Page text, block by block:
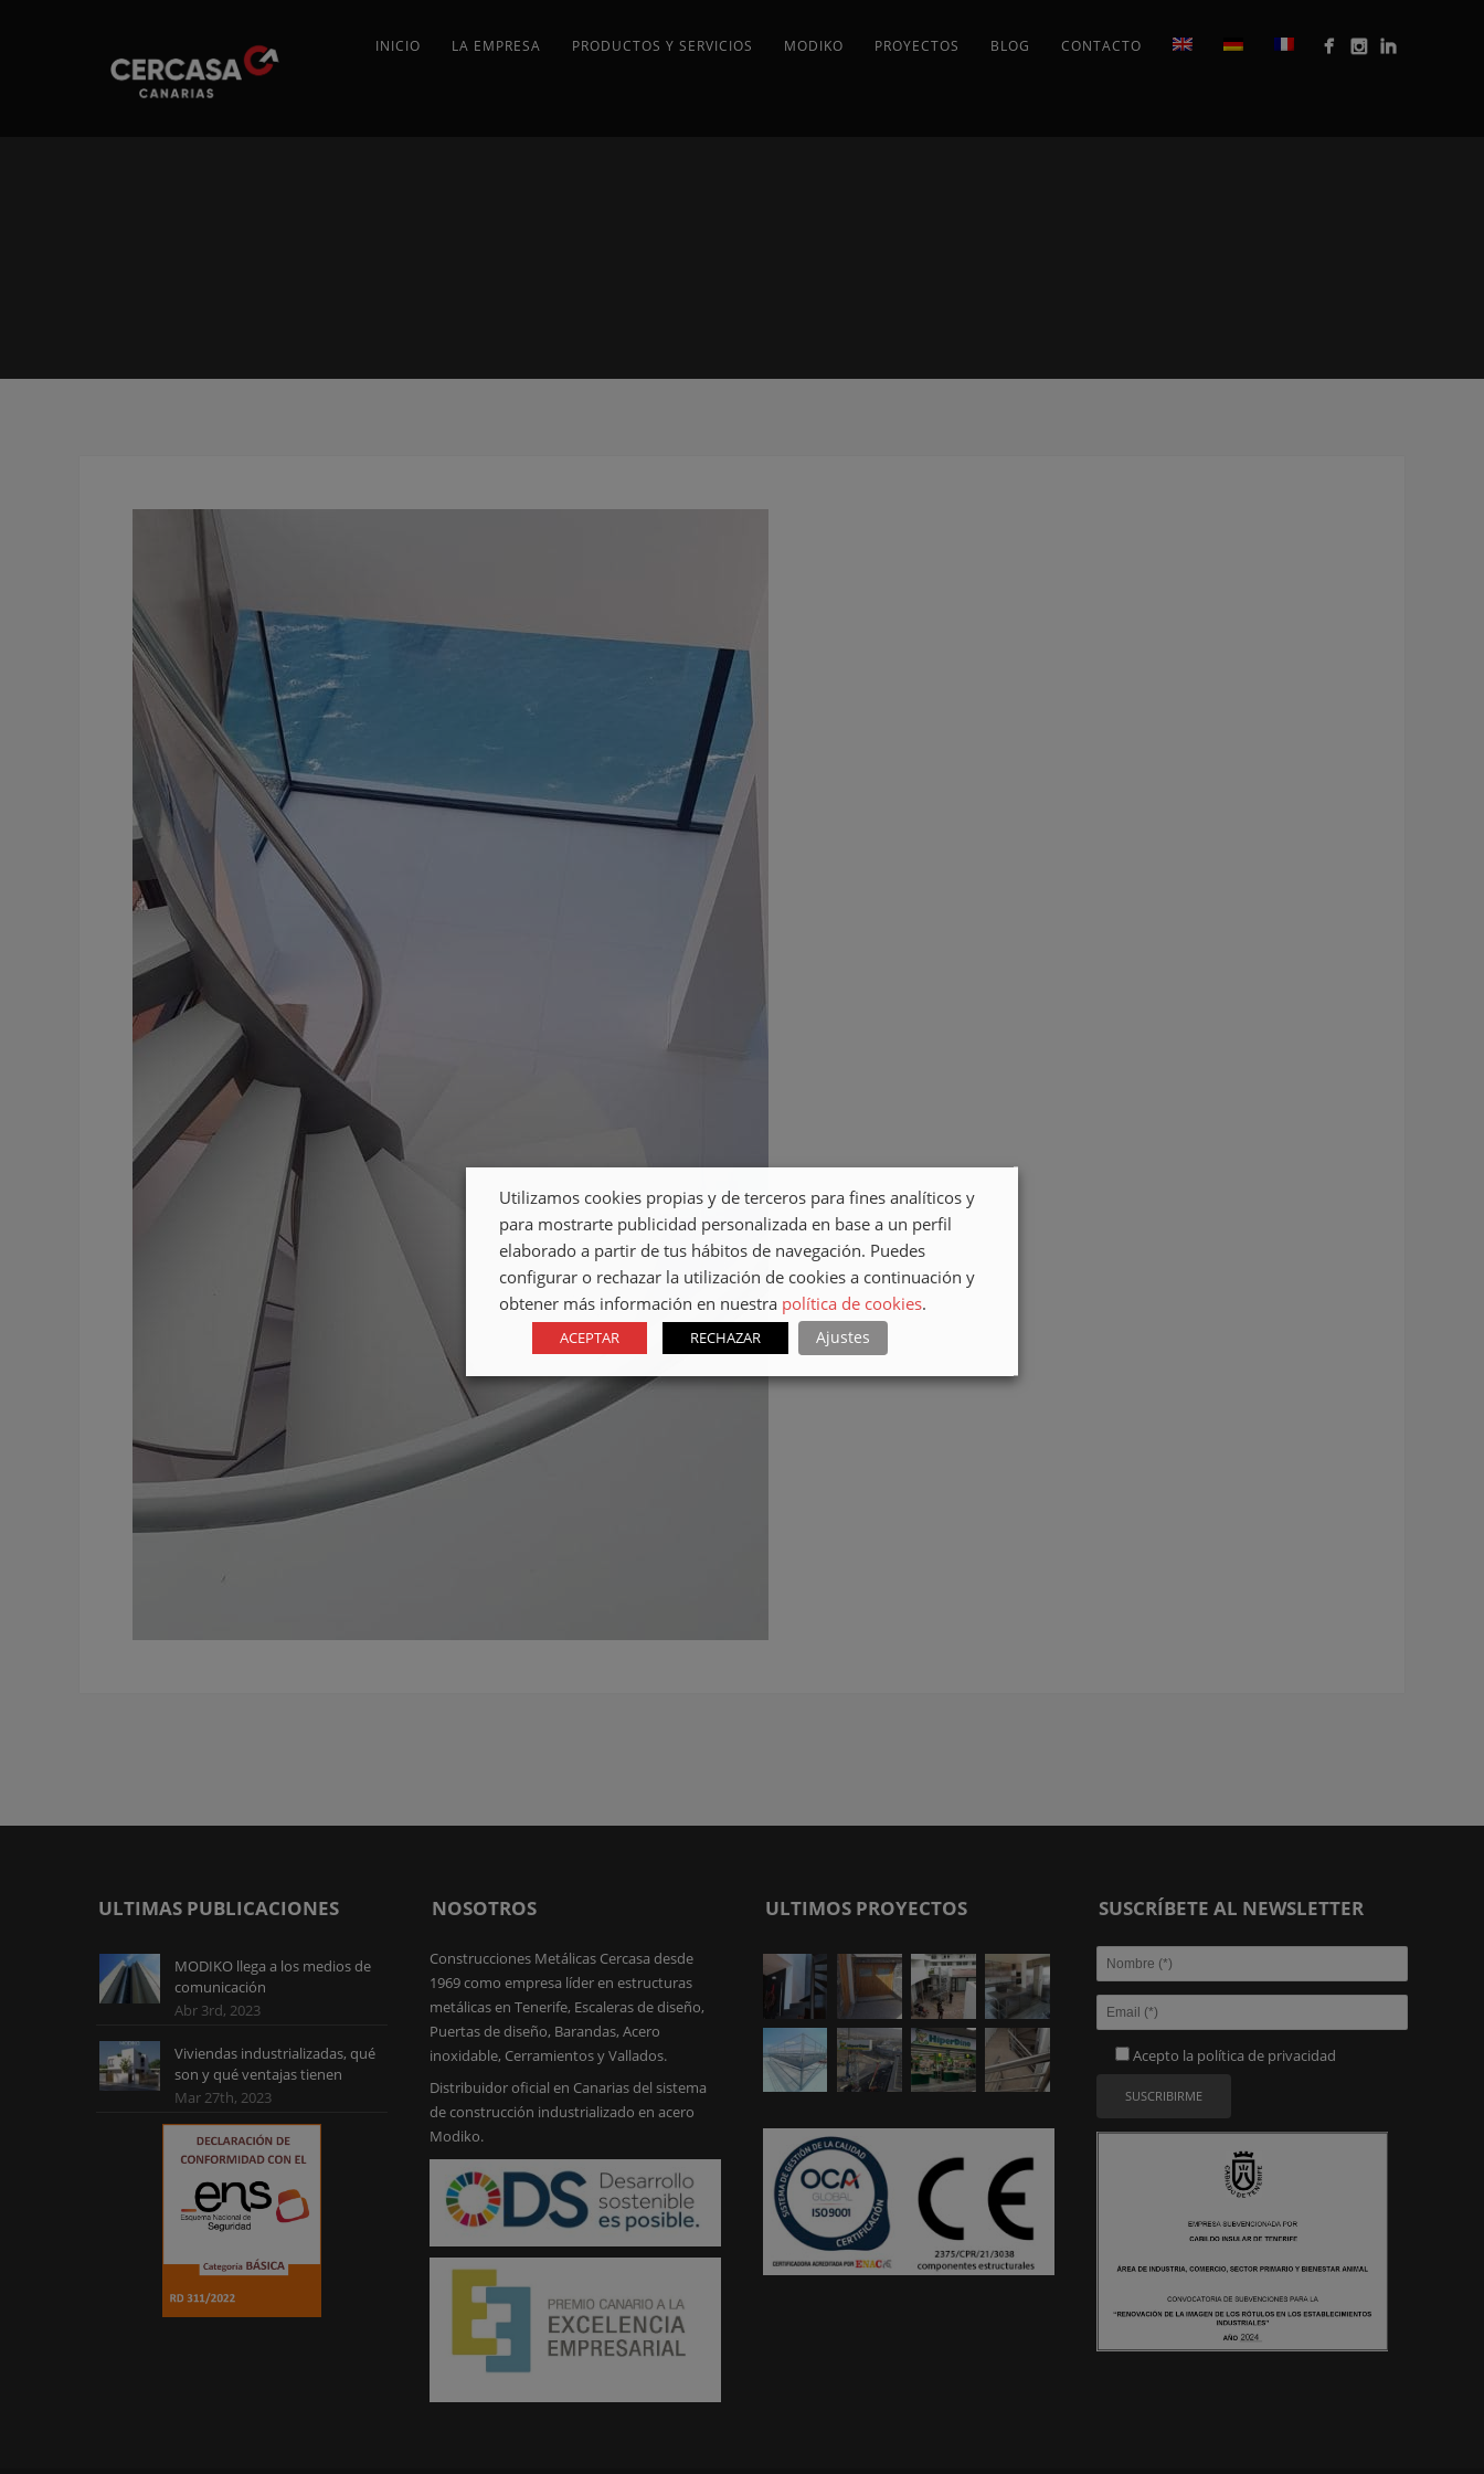
INICIO LA EMPRESA PRODUCTOS Y SERVICIOS MODIKO PROYECTOS BLOG CONTACTO
ULTIMAS PUBLICACIONES
MODIKO llega a los medios de
comunicación
Abr 3rd, 2023
Viviendas industrializadas, qué
son y qué ventajas tienen
Mar 27th, 2023
NOSOTROS
Construcciones Metálicas Cercasa desde
1969 como empresa líder en estructuras
metálicas en Tenerife, Escaleras de diseño,
Puertas de diseño, Barandas, Acero
inoxidable, Cerramientos y Vallados.
Distribuidor oficial en Canarias del sistema
de construcción industrializado en acero
Modiko.
ULTIMOS PROYECTOS SUSCRÍBETE AL NEWSLETTER
Acepto la política de privacidad
Utilizamos cookies propias y de terceros para fines analíticos y
para mostrarte publicidad personalizada en base a un perfil
elaborado a partir de tus hábitos de navegación. Puedes
configurar o rechazar la utilización de cookies a continuación y
obtener más información en nuestra política de cookies.
ACEPTAR RECHAZAR Ajustes